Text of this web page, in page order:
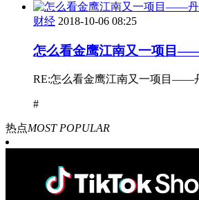
财经 2018-10-06 08:25
怎么看金鹰江南又一项目
RE:怎么看金鹰江南又一项目——
#
热点MOST POPULAR